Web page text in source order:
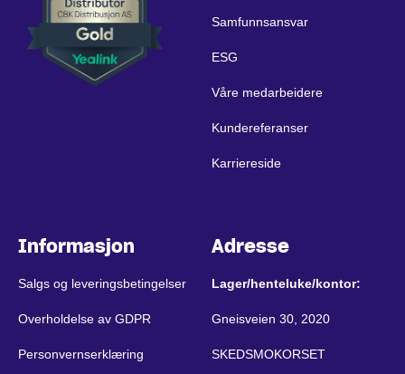
Samfunnsansvar
ESG
Våre medarbeidere
Kundereferanser
Karriereside
Informasjon
Salgs og leveringsbetingelser
Overholdelse av GDPR
Personvernserklæring
Adresse
Lager/henteluke/kontor:
Gneisveien 30, 2020
SKEDSMOKORSET